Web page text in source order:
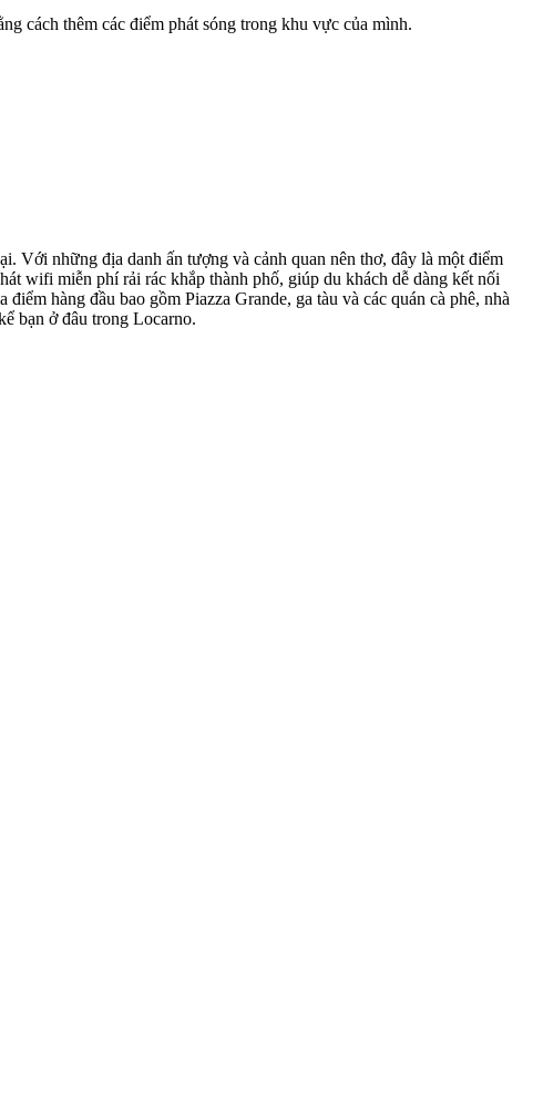
cách thêm các điểm phát sóng trong khu vực của mình.
Với những địa danh ấn tượng và cảnh quan nên thơ, đây là một điểm
wifi miễn phí rải rác khắp thành phố, giúp du khách dễ dàng kết nối
hàng đầu bao gồm Piazza Grande, ga tàu và các quán cà phê, nhà
bạn ở đâu trong Locarno.